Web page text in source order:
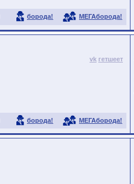
борода! МЕГАборода!
vk гетшеет
борода! МЕГАборода!